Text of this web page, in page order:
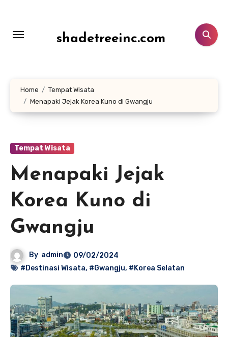
konten
shadetreeinc.com
Home
Tempat Wisata
Menapaki Jejak Korea Kuno di Gwangju
Tempat Wisata
Menapaki Jejak
Korea Kuno di
Gwangju
By admin
09/02/2024
#Destinasi Wisata, #Gwangju, #Korea Selatan